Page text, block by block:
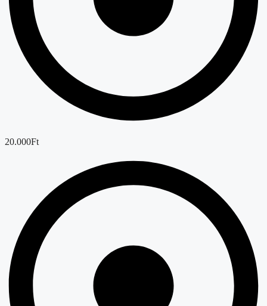
20.000Ft